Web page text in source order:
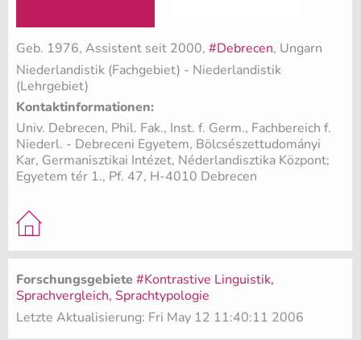
Geb. 1976, Assistent seit 2000, #Debrecen, Ungarn
Niederlandistik (Fachgebiet) - Niederlandistik
(Lehrgebiet)
Kontaktinformationen:
Univ. Debrecen, Phil. Fak., Inst. f. Germ., Fachbereich f.
Niederl. - Debreceni Egyetem, Bölcsészettudományi
Kar, Germanisztikai Intézet, Néderlandisztika Központ;
Egyetem tér 1., Pf. 47, H-4010 Debrecen
Forschungsgebiete#Kontrastive Linguistik,
Sprachvergleich, Sprachtypologie
Letzte Aktualisierung: Fri May 12 11:40:11 2006